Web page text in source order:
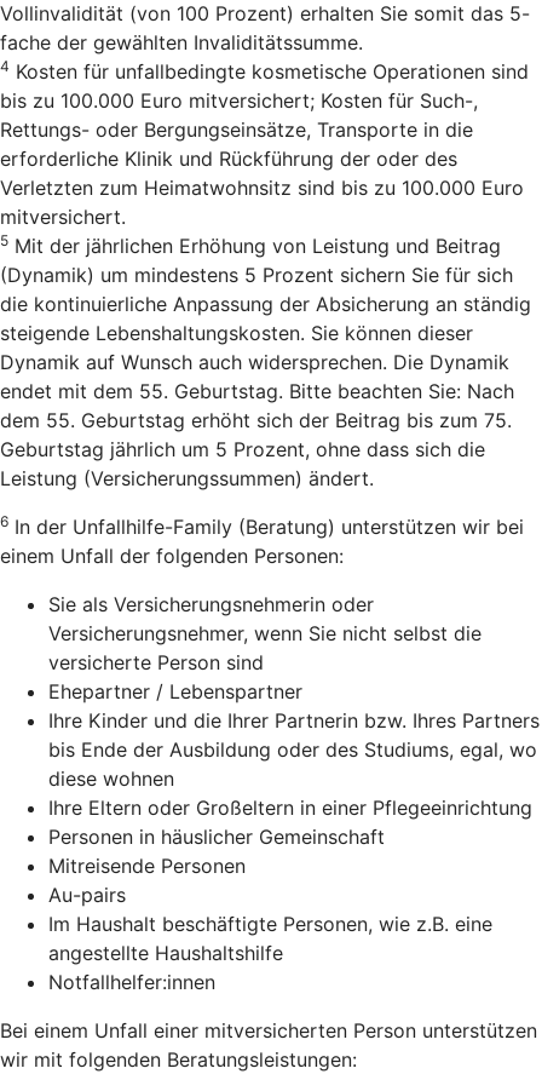
Vollinvalidität (von 100 Prozent) erhalten Sie somit das 5-
fache der gewählten Invaliditätssumme.
4 Kosten für unfallbedingte kosmetische Operationen sind
bis zu 100.000 Euro mitversichert; Kosten für Such-,
Rettungs- oder Bergungseinsätze, Transporte in die
erforderliche Klinik und Rückführung der oder des
Verletzten zum Heimatwohnsitz sind bis zu 100.000 Euro
mitversichert.
5 Mit der jährlichen Erhöhung von Leistung und Beitrag
(Dynamik) um mindestens 5 Prozent sichern Sie für sich
die kontinuierliche Anpassung der Absicherung an ständig
steigende Lebenshaltungskosten. Sie können dieser
Dynamik auf Wunsch auch widersprechen. Die Dynamik
endet mit dem 55. Geburtstag. Bitte beachten Sie: Nach
dem 55. Geburtstag erhöht sich der Beitrag bis zum 75.
Geburtstag jährlich um 5 Prozent, ohne dass sich die
Leistung (Versicherungssummen) ändert.
6 In der Unfallhilfe-Family (Beratung) unterstützen wir bei
einem Unfall der folgenden Personen:
Sie als Versicherungsnehmerin oder
Versicherungsnehmer, wenn Sie nicht selbst die
versicherte Person sind
Ehepartner / Lebenspartner
Ihre Kinder und die Ihrer Partnerin bzw. Ihres Partners
bis Ende der Ausbildung oder des Studiums, egal, wo
diese wohnen
Ihre Eltern oder Großeltern in einer Pflegeeinrichtung
Personen in häuslicher Gemeinschaft
Mitreisende Personen
Au-pairs
Im Haushalt beschäftigte Personen, wie z.B. eine
angestellte Haushaltshilfe
Notfallhelfer:innen
Bei einem Unfall einer mitversicherten Person unterstützen
wir mit folgenden Beratungsleistungen: